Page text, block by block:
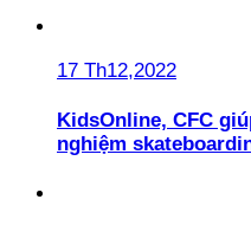
17 Th12,2022
KidsOnline, CFC
nghiệm